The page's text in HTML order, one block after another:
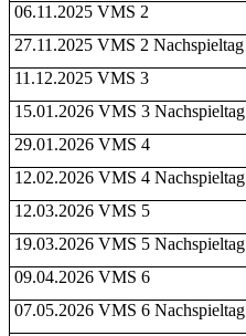
06.11.2025 VMS 2
27.11.2025 VMS 2 Nachspieltag
11.12.2025 VMS 3
15.01.2026 VMS 3 Nachspieltag
29.01.2026 VMS 4
12.02.2026 VMS 4 Nachspieltag
12.03.2026 VMS 5
19.03.2026 VMS 5 Nachspieltag
09.04.2026 VMS 6
07.05.2026 VMS 6 Nachspieltag